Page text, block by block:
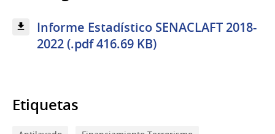
Informe Estadístico SENACLAFT 2018-
2022 (.pdf 416.69 KB)
Etiquetas